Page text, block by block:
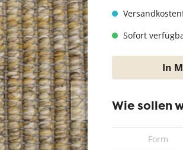
Teppich Taupe
Sofort
In
Wie sollen
Form